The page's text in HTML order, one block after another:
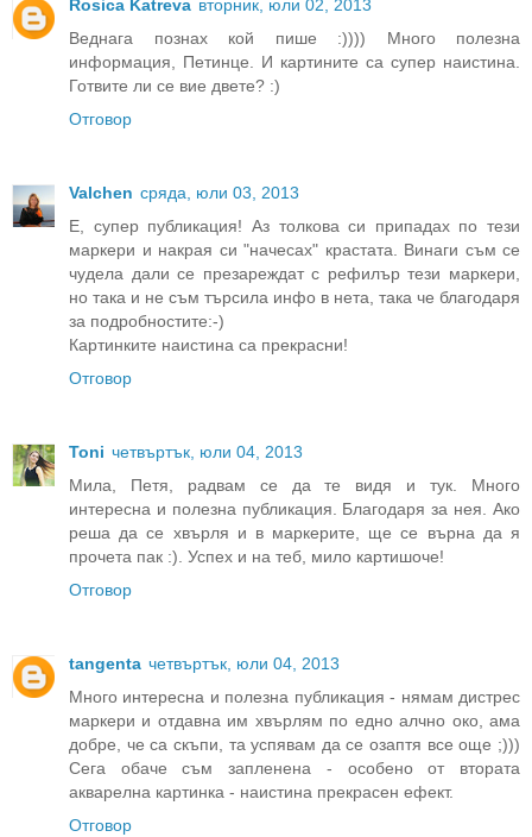
Rosica Katreva вторник, юли 02, 2013
Веднага познах кой пише :)))) Много полезна
информация, Петинце. И картините са супер наистина.
Готвите ли се вие двете? :)
Отговор
Valchen сряда, юли 03, 2013
E, супер публикация! Аз толкова си припадах по тези
маркери и накрая си "начесах" крастата. Винаги съм се
чудела дали се презареждат с рефилър тези маркери,
но така и не съм търсила инфо в нета, така че благодаря
за подробностите:-)
Картинките наистина са прекрасни!
Отговор
Toni четвъртък, юли 04, 2013
Мила, Петя, радвам се да те видя и тук. Много
интересна и полезна публикация. Благодаря за нея. Ако
реша да се хвърля и в маркерите, ще се върна да я
прочета пак :). Успех и на теб, мило картишоче!
Отговор
tangenta четвъртък, юли 04, 2013
Много интересна и полезна публикация - нямам дистрес
маркери и отдавна им хвърлям по едно алчно око, ама
добре, че са скъпи, та успявам да се озаптя все още ;)))
Сега обаче съм запленена - особено от втората
акварелна картинка - наистина прекрасен ефект.
Отговор